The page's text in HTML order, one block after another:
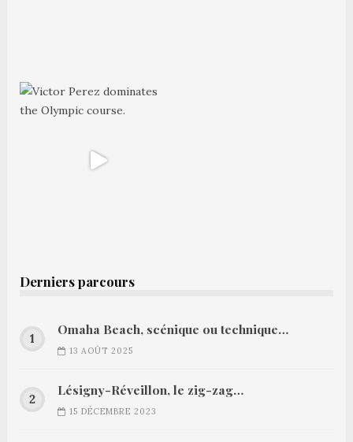
Derniers parcours
Omaha Beach, scénique ou technique…
13 AOÛT 2025
Lésigny-Réveillon, le zig-zag…
15 DÉCEMBRE 2023